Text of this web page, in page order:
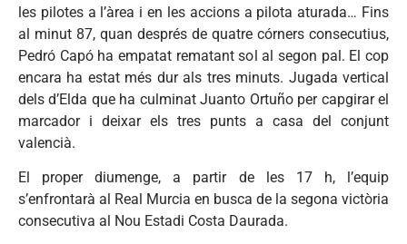
les pilotes a l’àrea i en les accions a pilota aturada… Fins
al minut 87, quan després de quatre córners consecutius,
Pedró Capó ha empatat rematant sol al segon pal. El cop
encara ha estat més dur als tres minuts. Jugada vertical
dels d’Elda que ha culminat Juanto Ortuño per capgirar el
marcador i deixar els tres punts a casa del conjunt
valencià.
El proper diumenge, a partir de les 17 h, l’equip
s’enfrontarà al Real Murcia en busca de la segona victòria
consecutiva al Nou Estadi Costa Daurada.